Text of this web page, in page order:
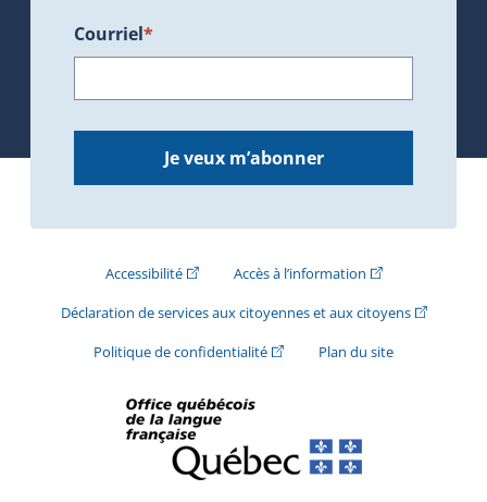
Courriel*
Je veux m’abonner
Accessibilité(Cet hyperlien externe s'ouvrira dans une
Accès à l’information(Cet hyperlien
Déclaration de services aux citoyennes et aux citoyens(Cet
Politique de confidentialité(Cet hyperlien externe s'ouvrira
Plan du site